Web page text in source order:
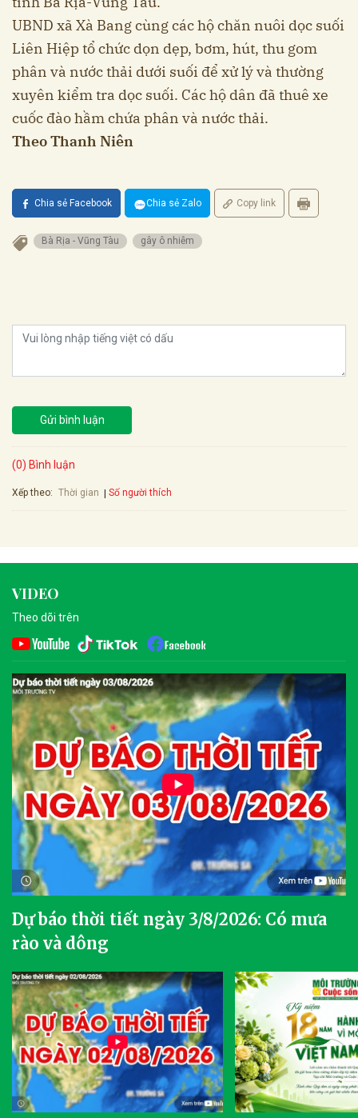
UBND xã Xà Bang cùng các hộ chăn nuôi dọc suối
Liên Hiệp tổ chức dọn dẹp, bơm, hút, thu gom
phân và nước thải dưới suối để xử lý và thường
xuyên kiểm tra dọc suối. Các hộ dân đã thuê xe
cuốc đào hầm chứa phân và nước thải.
Theo Thanh Niên
Chia sẻ Facebook Chia sẻ Zalo Copy link
Bà Rịa - Vũng Tàu gây ô nhiễm
Gửi bình luận
(0) Bình luận
Xếp theo: Thời gian Số người thích
VIDEO
Theo dõi trên
Dự báo thời tiết ngày 3/8/2026: Có mưa
rào và dông